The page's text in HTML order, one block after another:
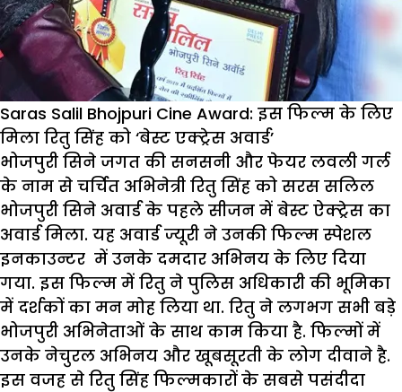
Saras Salil Bhojpuri Cine Award: इस फिल्म के लिए
मिला रितु सिंह को ‘बेस्ट एक्ट्रेस अवार्ड’
भोजपुरी सिने जगत की सनसनी और फेयर लवली गर्ल
के नाम से चर्चित अभिनेत्री रितु सिंह को सरस सलिल
भोजपुरी सिने अवार्ड के पहले सीजन में बेस्ट ऐक्ट्रेस का
अवार्ड मिला. यह अवार्ड ज्यूरी ने उनकी फिल्म स्पेशल
इनकाउन्टर में उनके दमदार अभिनय के लिए दिया
गया. इस फिल्म में रितु ने पुलिस अधिकारी की भूमिका
में दर्शकों का मन मोह लिया था. रितु ने लगभग सभी बड़े
भोजपुरी अभिनेताओं के साथ काम किया है. फिल्मों में
उनके नेचुरल अभिनय और खूबसूरती के लोग दीवाने है.
इस वजह से रितु सिंह फिल्मकारों के सबसे पसंदीदा